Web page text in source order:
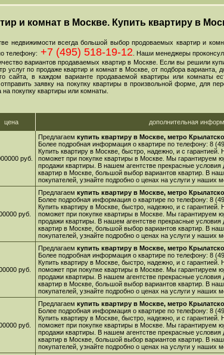
и комнат в Москве. Купить квартиру в
недвижимости всегда большой выбор продоваемых квартир и
телефону: +7 (495) 518-19-12 . Наши менеджеры
вариантов продаваемых квартир в Москве. Если вы решили
услуг по продаже квартир и комнат в Москве, от подбора варианта,
сайта, в каждом варианте продаваемой квартиры или комнаты
заявку на покупку квартиры в произвольной форме, для
покупку квартиры или комнаты.
цена дополнительная
руб.
Предлагаем купить квартиру в Москве, метро
Более подробная информация о квартире по телефону: 8
Купить квартиру в Москве, быстро, надежно, и с
поможет при покупке квартиры в Москве. Мы гарантируем
продажи квартиры. В нашем агентстве прекрасные условия
квартир в Москве, большой выбор вариантов квартир. В
покупателей, узнайте подробно о ценах на услуги у наших
руб.
Предлагаем купить квартиру в Москве, метро
Более подробная информация о квартире по телефону: 8
Купить квартиру в Москве, быстро, надежно, и с
поможет при покупке квартиры в Москве. Мы гарантируем
продажи квартиры. В нашем агентстве прекрасные условия
квартир в Москве, большой выбор вариантов квартир. В
покупателей, узнайте подробно о ценах на услуги у наших
руб.
Предлагаем купить квартиру в Москве, метро
Более подробная информация о квартире по телефону: 8
Купить квартиру в Москве, быстро, надежно, и с
поможет при покупке квартиры в Москве. Мы гарантируем
продажи квартиры. В нашем агентстве прекрасные условия
квартир в Москве, большой выбор вариантов квартир. В
покупателей, узнайте подробно о ценах на услуги у наших
руб.
Предлагаем купить квартиру в Москве, метро
Более подробная информация о квартире по телефону: 8
Купить квартиру в Москве, быстро, надежно, и с
поможет при покупке квартиры в Москве. Мы гарантируем
продажи квартиры. В нашем агентстве прекрасные условия
квартир в Москве, большой выбор вариантов квартир. В
покупателей, узнайте подробно о ценах на услуги у наших